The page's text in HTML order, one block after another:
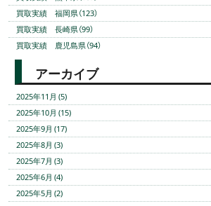
買取実績 福岡県（123）
買取実績 長崎県（99）
買取実績 鹿児島県（94）
アーカイブ
2025年11月 (5)
2025年10月 (15)
2025年9月 (17)
2025年8月 (3)
2025年7月 (3)
2025年6月 (4)
2025年5月 (2)